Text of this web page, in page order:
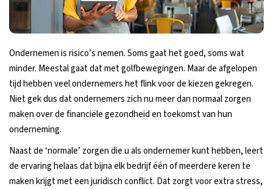
Ondernemen is risico’s nemen. Soms gaat het goed, soms wat
minder. Meestal gaat dat met golfbewegingen. Maar de afgelopen
tijd hebben veel ondernemers het flink voor de kiezen gekregen.
Niet gek dus dat ondernemers zich nu meer dan normaal zorgen
maken over de financiële gezondheid en toekomst van hun
onderneming.
Naast de ‘normale’ zorgen die u als ondernemer kunt hebben, leert
de ervaring helaas dat bijna elk bedrijf één of meerdere keren te
maken krijgt met een juridisch conflict. Dat zorgt voor extra stress,